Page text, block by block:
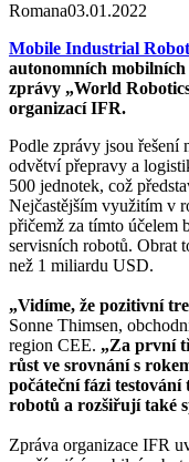
Romana03.01.2022
Mobile Industrial
autonomních
zprávy „World
organizací IFR.
Podle zprávy jsou řešení
odvětví přepravy a
500 jednotek, což
Nejčastějším využitím v
přičemž za tímto účelem
servisních robotů. Obrat
než 1 miliardu USD.
„Vidíme, že pozitivní
Sonne Thimsen,
region CEE. „Za první
růst ve srovnání s
počáteční fázi
robotů a rozšiřují také
Zpráva organizace IFR